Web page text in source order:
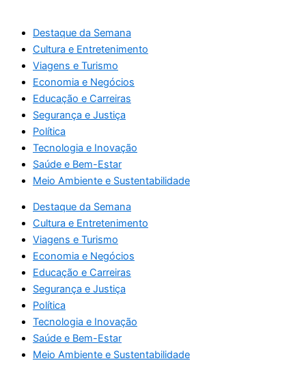
Destaque da Semana
Cultura e Entretenimento
Viagens e Turismo
Economia e Negócios
Educação e Carreiras
Segurança e Justiça
Política
Tecnologia e Inovação
Saúde e Bem-Estar
Meio Ambiente e Sustentabilidade
Destaque da Semana
Cultura e Entretenimento
Viagens e Turismo
Economia e Negócios
Educação e Carreiras
Segurança e Justiça
Política
Tecnologia e Inovação
Saúde e Bem-Estar
Meio Ambiente e Sustentabilidade